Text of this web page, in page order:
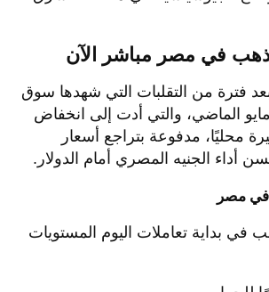
في مصر مباشر الآن
بعد فترة من التقلبات التي شهدها سوق
الماضي، والتي أدت إلى انخفاض
محليًا، مدفوعة بتراجع أسعار
أداء الجنيه المصري أمام الدولار.
في مصر
بداية تعاملات اليوم المستويات